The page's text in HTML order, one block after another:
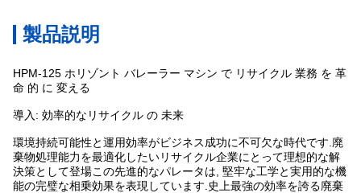
製品説明
HPM-125 ホリゾント バレーラー マシン で リサイクル 業務 を 革
命 的 に 変える
導入: 効率的なリサイクル の 未来
環境持続可能性と運用効率がビジネス成功に不可欠な時代です.廃
棄物処理能力を最適化したいリサイクル企業にとって理想的な解
決策として登場この先進的なパレータは, 堅牢な工学と実用的な機
能の完璧な相乗効果を表現しています.史上最強の効率を誇る廃棄